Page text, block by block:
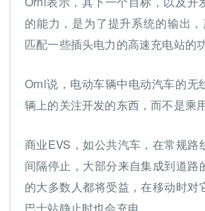
的能力，是为了提升系统的输出
匹配一些插头电力的高速充电站的功
Ornl说，电动车辆中电动汽车的无
辆上的关注开发的东西，而不是乘用
商业EVS，如公共汽车，在常规路
间隔停止，大部分来自集成到道路
的大多数人都将受益，在移动时对